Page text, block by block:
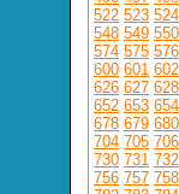
522 523 524
548 549 550
574 575 576
600 601 602
626 627 628
652 653 654
678 679 680
704 705 706
730 731 732
756 757 758